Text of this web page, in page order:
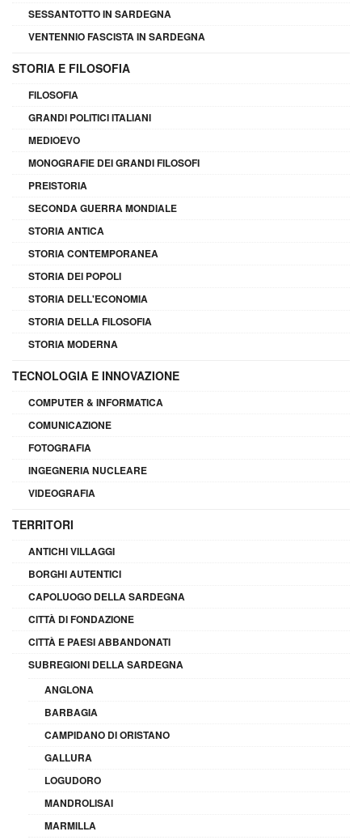
SESSANTOTTO IN SARDEGNA
VENTENNIO FASCISTA IN SARDEGNA
STORIA E FILOSOFIA
FILOSOFIA
GRANDI POLITICI ITALIANI
MEDIOEVO
MONOGRAFIE DEI GRANDI FILOSOFI
PREISTORIA
SECONDA GUERRA MONDIALE
STORIA ANTICA
STORIA CONTEMPORANEA
STORIA DEI POPOLI
STORIA DELL'ECONOMIA
STORIA DELLA FILOSOFIA
STORIA MODERNA
TECNOLOGIA E INNOVAZIONE
COMPUTER & INFORMATICA
COMUNICAZIONE
FOTOGRAFIA
INGEGNERIA NUCLEARE
VIDEOGRAFIA
TERRITORI
ANTICHI VILLAGGI
BORGHI AUTENTICI
CAPOLUOGO DELLA SARDEGNA
CITTÀ DI FONDAZIONE
CITTÀ E PAESI ABBANDONATI
SUBREGIONI DELLA SARDEGNA
ANGLONA
BARBAGIA
CAMPIDANO DI ORISTANO
GALLURA
LOGUDORO
MANDROLISAI
MARMILLA